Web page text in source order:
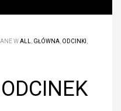
WALL, GŁÓWNA, ODCINKI ,